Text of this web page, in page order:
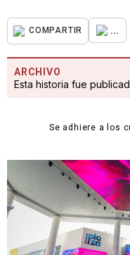
COMPARTIR ...
ARCHIVO
Esta historia fue
Se adhiere a los